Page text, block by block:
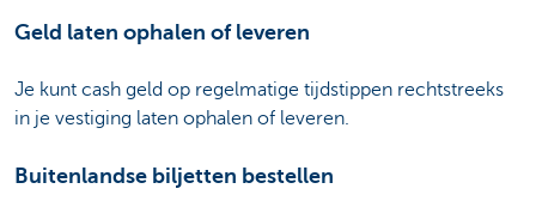
Geld laten ophalen of leveren
Je kunt cash geld op regelmatige tijdstippen rechtstreeks
in je vestiging laten ophalen of leveren.
Buitenlandse biljetten bestellen